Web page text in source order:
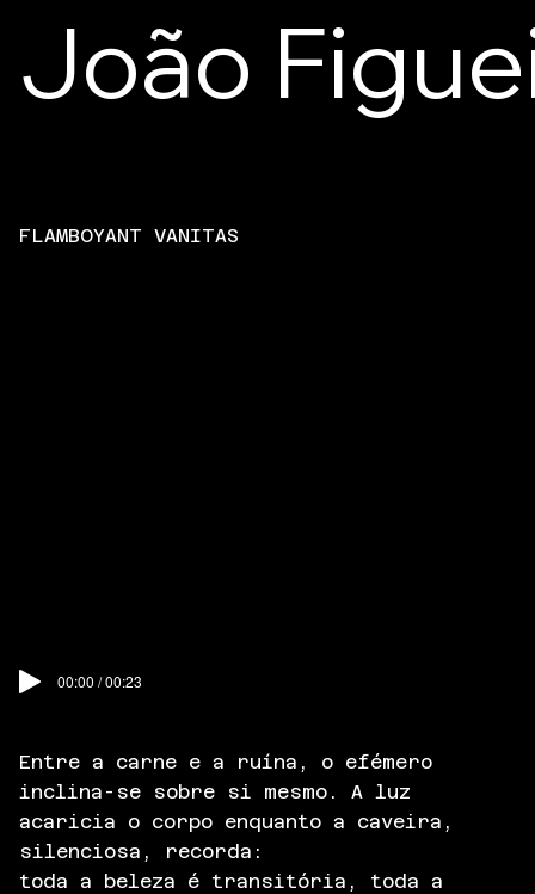
João
FLAMBOYANT VANITAS
Entre a carne e a ruína, o efémero
inclina-se sobre si mesmo. A luz
acaricia o corpo enquanto a caveira,
silenciosa, recorda:
toda a beleza é transitória, toda a
00:00 / 00:23